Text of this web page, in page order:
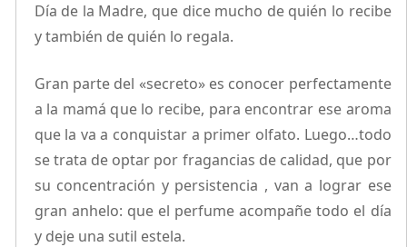
Día de la Madre, que dice mucho de quién lo recibe
y también de quién lo regala.
Gran parte del «secreto» es conocer perfectamente
a la mamá que lo recibe, para encontrar ese aroma
que la va a conquistar a primer olfato. Luego…todo
se trata de optar por fragancias de calidad, que por
su concentración y persistencia , van a lograr ese
gran anhelo: que el perfume acompañe todo el día
y deje una sutil estela.